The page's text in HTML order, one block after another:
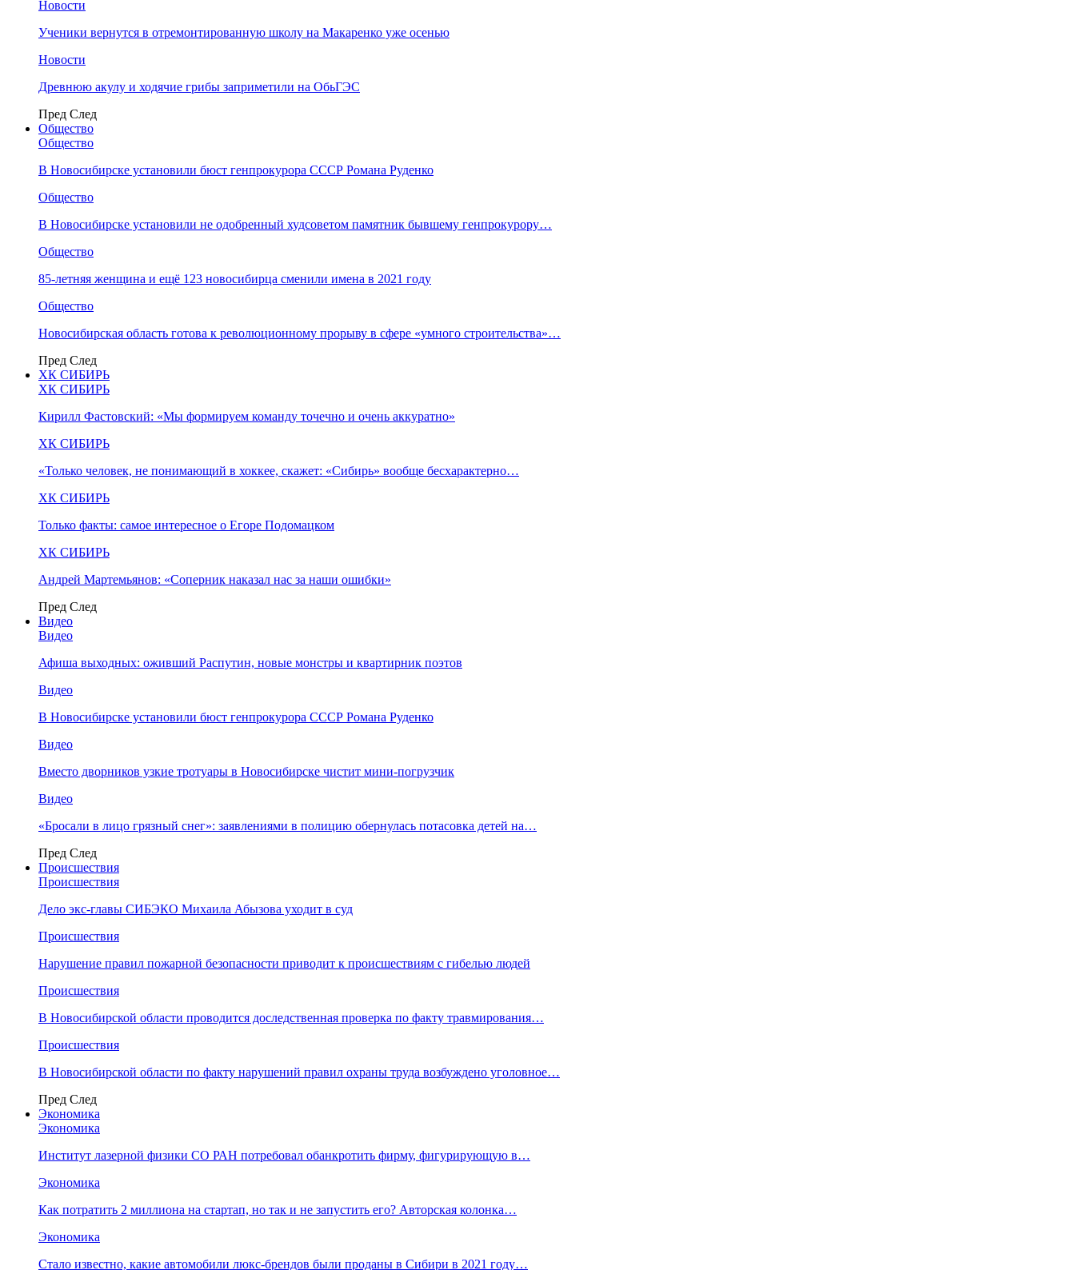
Новости
Ученики вернутся в отремонтированную школу на Макаренко уже осенью
Новости
Древнюю акулу и ходячие грибы заприметили на ОбьГЭС
Пред След
Общество
Общество
В Новосибирске установили бюст генпрокурора СССР Романа Руденко
Общество
В Новосибирске установили не одобренный худсоветом памятник бывшему генпрокурору…
Общество
85-летняя женщина и ещё 123 новосибирца сменили имена в 2021 году
Общество
Новосибирская область готова к революционному прорыву в сфере «умного строительства»…
Пред След
ХК СИБИРЬ
ХК СИБИРЬ
Кирилл Фастовский: «Мы формируем команду точечно и очень аккуратно»
ХК СИБИРЬ
«Только человек, не понимающий в хоккее, скажет: «Сибирь» вообще бесхарактерно…
ХК СИБИРЬ
Только факты: самое интересное о Егоре Подомацком
ХК СИБИРЬ
Андрей Мартемьянов: «Соперник наказал нас за наши ошибки»
Пред След
Видео
Видео
Афиша выходных: оживший Распутин, новые монстры и квартирник поэтов
Видео
В Новосибирске установили бюст генпрокурора СССР Романа Руденко
Видео
Вместо дворников узкие тротуары в Новосибирске чистит мини-погрузчик
Видео
«Бросали в лицо грязный снег»: заявлениями в полицию обернулась потасовка детей на…
Пред След
Происшествия
Происшествия
Дело экс-главы СИБЭКО Михаила Абызова уходит в суд
Происшествия
Нарушение правил пожарной безопасности приводит к происшествиям с гибелью людей
Происшествия
В Новосибирской области проводится доследственная проверка по факту травмирования…
Происшествия
В Новосибирской области по факту нарушений правил охраны труда возбуждено уголовное…
Пред След
Экономика
Экономика
Институт лазерной физики СО РАН потребовал обанкротить фирму, фигурирующую в…
Экономика
Как потратить 2 миллиона на стартап, но так и не запустить его? Авторская колонка…
Экономика
Стало известно, какие автомобили люкс-брендов были проданы в Сибири в 2021 году…